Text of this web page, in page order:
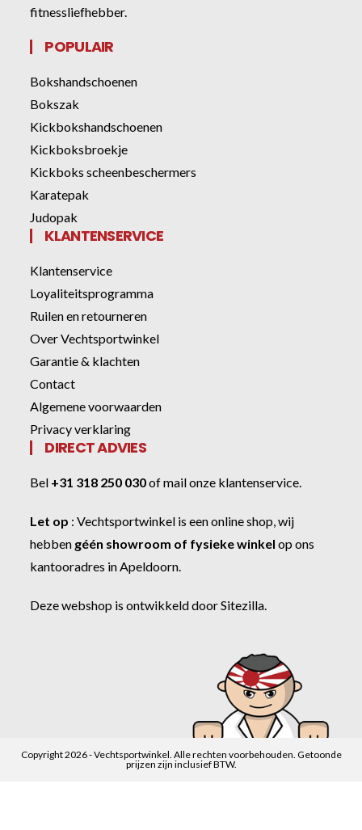
fitnessliefhebber.
POPULAIR
Bokshandschoenen
Bokszak
Kickbokshandschoenen
Kickboksbroekje
Kickboks scheenbeschermers
Karatepak
Judopak
KLANTENSERVICE
Klantenservice
Loyaliteitsprogramma
Ruilen en retourneren
Over Vechtsportwinkel
Garantie & klachten
Contact
Algemene voorwaarden
Privacy verklaring
DIRECT ADVIES
Bel +31 318 250 030ofmail onze klantenservice
Let op :Vechtsportwinkel is een online shop, wij
hebben géén showroom of fysieke winkel op ons
kantooradres in Apeldoorn.
Deze webshop is ontwikkeld doorSitezilla
Copyright 2026 - Vechtsportwinkel. Alle rechten voorbehouden. Getoonde
prijzen zijn inclusief BTW.